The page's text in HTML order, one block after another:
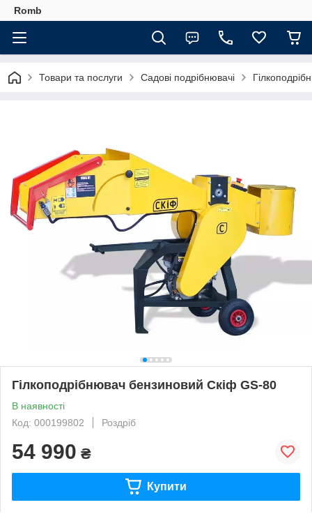
Romb
Товари та послуги Садові подрібнювачі
Гілкоподрібнювач бензиновий Скіф GS-80
В наявності
Код: 000199802
Роздріб
54 990 ₴
Купити